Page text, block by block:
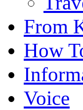
From
How
Voice